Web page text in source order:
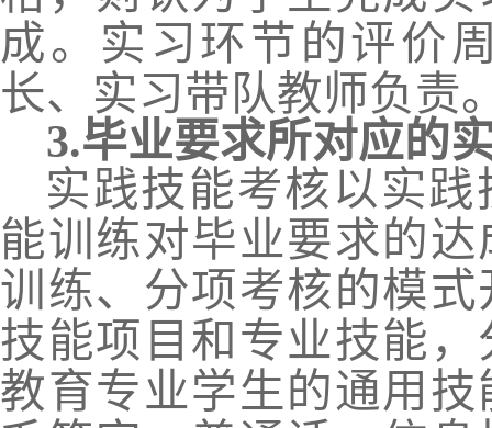
成。实习环节的评价
长、实习带队教师负责
3.毕业要求所对应的
实践技能考核以实
能训练对毕业要求的
训练、分项考核的模式
技能项目和专业技能 ，
教育专业学生的通用